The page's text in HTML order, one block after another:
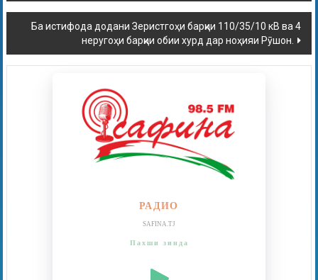
Ба истифода додани Зеристгоҳи барқии 110/35/10 кВ ва 4
неругоҳи барқии обии хурд дар ноҳияи Рӯшон.
РАДИО
SAFINA.TJ
Пахши зинда